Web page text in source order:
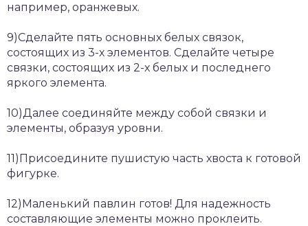
например, оранжевых.
9)Сделайте пять основных белых связок,
состоящих из 3-х элементов. Сделайте четыре
связки, состоящих из 2-х белых и последнего
яркого элемента.
10)Далее соединяйте между собой связки и
элементы, образуя уровни.
11)Присоедините пушистую часть хвоста к готовой
фигурке.
12)Маленький павлин готов! Для надежность
составляющие элементы можно проклеить.